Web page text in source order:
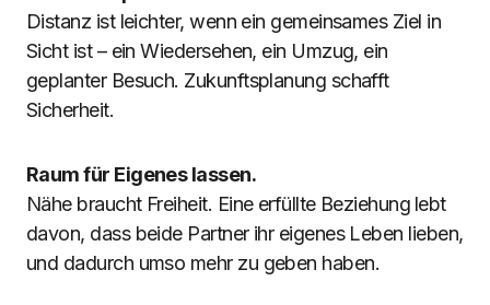
Distanz ist leichter, wenn ein gemeinsames Ziel in
Sicht ist – ein Wiedersehen, ein Umzug, ein
geplanter Besuch. Zukunftsplanung schafft
Sicherheit.
Raum für Eigenes lassen.
Nähe braucht Freiheit. Eine erfüllte Beziehung lebt
davon, dass beide Partner ihr eigenes Leben lieben,
und dadurch umso mehr zu geben haben.